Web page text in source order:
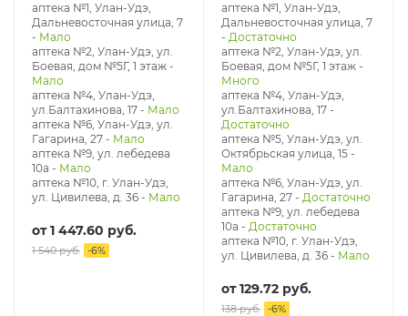
аптека №1, Улан-Удэ,
Дальневосточная улица, 7
- Мало
аптека №2, Улан-Удэ, ул.
Боевая, дом №5Г, 1 этаж -
Мало
аптека №4, Улан-Удэ,
ул.Балтахинова, 17 - Мало
аптека №6, Улан-Удэ, ул.
Гагарина, 27 - Мало
аптека №9, ул. лебедева
10а - Мало
аптека №10, г. Улан-Удэ,
ул. Цивилева, д. 36 - Мало
от1 447.60 руб.
1 540 руб. -6%
аптека №1, Улан-Удэ,
Дальневосточная улица, 7
- Достаточно
аптека №2, Улан-Удэ, ул.
Боевая, дом №5Г, 1 этаж -
Много
аптека №4, Улан-Удэ,
ул.Балтахинова, 17 -
Достаточно
аптека №5, Улан-Удэ, ул. ​
Октябрьская улица, 15 -
Мало
аптека №6, Улан-Удэ, ул.
Гагарина, 27 - Достаточно
аптека №9, ул. лебедева
10а - Достаточно
аптека №10, г. Улан-Удэ,
ул. Цивилева, д. 36 - Мало
от129.72 руб.
138 руб. -6%